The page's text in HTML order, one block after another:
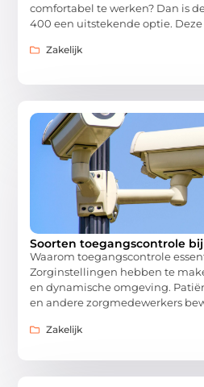
comfortabel te werken? Dan is
400 een uitstekende optie. Deze
Zakelijk
Soorten toegangscontrole
Waarom toegangscontrole
Zorginstellingen hebben te
en dynamische omgeving.
en andere zorgmedewerkers
Zakelijk